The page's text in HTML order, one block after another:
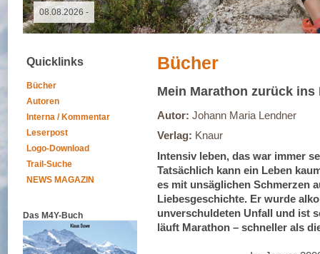
09.05.2026 - GutsMuths-Rennsteiglauf
Quicklinks
Bücher
Autoren
Interna / Kommentar
Leserpost
Logo-Download
Trail-Suche
NEWS MAGAZIN
Das M4Y-Buch
Bücher
Mein Marathon zurück ins
Autor: Johann Maria Lendner
Verlag: Knaur
Intensiv leben, das war immer
Tatsächlich kann ein Leben
es mit unsäglichen Schmerzen
Liebesgeschichte. Er wurde
unverschuldeten Unfall und ist
läuft Marathon – schneller als